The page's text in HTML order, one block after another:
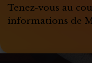
Tenez-vous au
informations de